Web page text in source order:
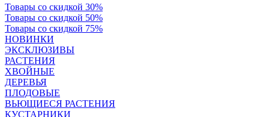
Товары со скидкой 30%
Товары со скидкой 50%
Товары со скидкой 75%
НОВИНКИ
ЭКСКЛЮЗИВЫ
РАСТЕНИЯ
ХВОЙНЫЕ
ДЕРЕВЬЯ
ПЛОДОВЫЕ
ВЬЮЩИЕСЯ РАСТЕНИЯ
КУСТАРНИКИ